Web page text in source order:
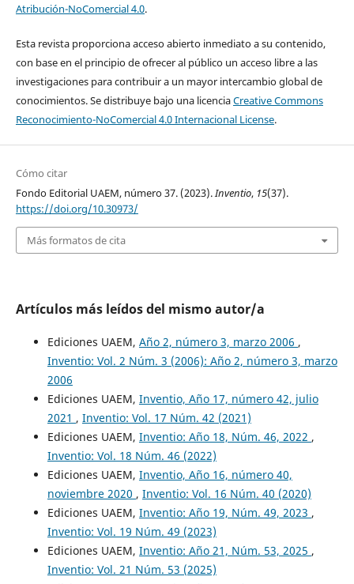
Atribución-NoComercial 4.0.
Esta revista proporciona acceso abierto inmediato a su contenido,
con base en el principio de ofrecer al público un acceso libre a las
investigaciones para contribuir a un mayor intercambio global de
conocimientos. Se distribuye bajo una licenciaCreative Commons
Reconocimiento-NoComercial 4.0 Internacional License.
Cómo citar
Fondo Editorial UAEM, número 37. (2023).Inventio, 15(37).
https://doi.org/10.30973/
Más formatos de cita
Artículos más leídos del mismo autor/a
Ediciones UAEM, Año 2, número 3, marzo 2006 ,
Inventio: Vol. 2 Núm. 3 (2006): Año 2, número 3, marzo
2006
Ediciones UAEM, Inventio, Año 17, número 42, julio
2021 , Inventio: Vol. 17 Núm. 42 (2021)
Ediciones UAEM, Inventio: Año 18, Núm. 46, 2022 ,
Inventio: Vol. 18 Núm. 46 (2022)
Ediciones UAEM, Inventio, Año 16, número 40,
noviembre 2020 , Inventio: Vol. 16 Núm. 40 (2020)
Ediciones UAEM, Inventio: Año 19, Núm. 49, 2023 ,
Inventio: Vol. 19 Núm. 49 (2023)
Ediciones UAEM, Inventio: Año 21, Núm. 53, 2025 ,
Inventio: Vol. 21 Núm. 53 (2025)